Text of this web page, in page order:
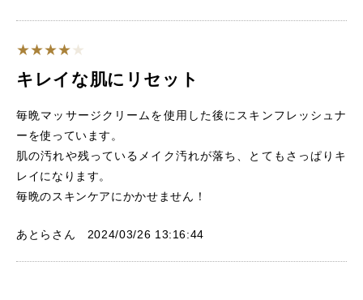
キレイな肌にリセット
毎晩マッサージクリームを使用した後にスキンフレッシュナ
ーを使っています。
肌の汚れや残っているメイク汚れが落ち、とてもさっぱりキ
レイになります。
毎晩のスキンケアにかかせません！
あとらさん 2024/03/26 13:16:44